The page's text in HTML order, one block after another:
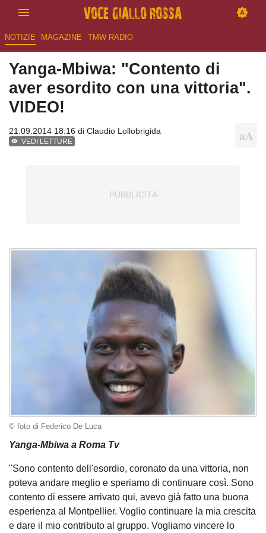
NOTIZIE MAGAZINE TMW RADIO
Yanga-Mbiwa: "Contento di
aver esordito con una vittoria".
VIDEO!
21.09.2014 18:16 di Claudio Lollobrigida
VEDI LETTURE
© foto di Federico De Luca
Yanga-Mbiwa a Roma Tv
"Sono contento dell'esordio, coronato da una vittoria, non
poteva andare meglio e speriamo di continuare così. Sono
contento di essere arrivato qui, avevo già fatto una buona
esperienza al Montpellier. Voglio continuare la mia crescita
e dare il mio contributo al gruppo. Vogliamo vincere lo